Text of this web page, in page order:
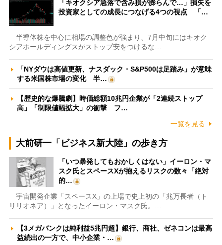
「キオクシア急落で含み損が膨らんで…」損失を
投資家としての成長につなげる4つの視点 「…
半導体株を中心に相場の調整色が強まり、7月中旬にはキオク
シアホールディングスがストップ安をつけるな…
「NYダウは高値更新、ナスダック・S&P500は足踏み」が意味
する米国株市場の変化 半…
【歴史的な爆騰劇】時価総額10兆円企業が「2連続ストップ
高」「制限値幅拡大」の衝撃 フ…
一覧を見る
大前研一「ビジネス新大陸」の歩き方
「いつ暴発してもおかしくはない」イーロン・マ
スク氏とスペースXが抱えるリスクの数々「絶対
的…
宇宙開発企業「スペースX」の上場で史上初の「兆万長者（ト
リリオネア）」となったイーロン・マスク氏。…
【3メガバンクは純利益5兆円超】銀行、商社、ゼネコンは最高
益続出の一方で、中小企業・…